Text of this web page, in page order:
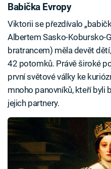
Babička Evropy
Viktorii se přezdívalo
Albertem Sasko-Kobursko-
bratrancem) měla devět
42 potomků. Právě široké
první světové války ke
mnoho panovníků, kteří byli
jejich partnery.